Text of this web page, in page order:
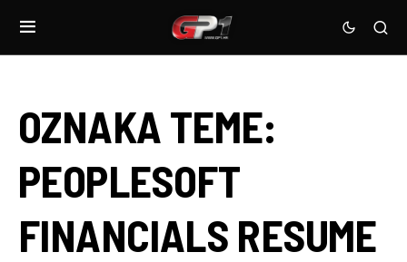
OZNAKA TEME:
PEOPLESOFT
FINANCIALS RESUME